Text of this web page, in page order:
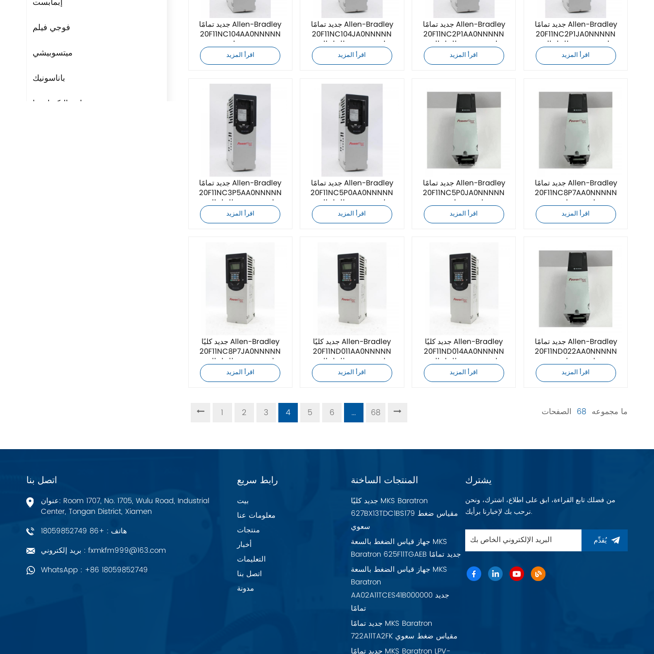
فوجي فيلم
ميتسوبيشي
باناسونيك
مراوح التكنولوجيا
YORK
Xsens
7OCEAN
ANSON
جديد تمامًا Allen-Bradley
20F11NC104AA0NNNNN
مغير تردد تيار متردد
اقرأ المزيد
جديد تمامًا Allen-Bradley
20F11NC104JA0NNNNN
محرك تردد متغير للتيار المتردد
اقرأ المزيد
جديد تمامًا Allen-Bradley
20F11NC2P1AA0NNNNN
محرك تردد متغير للتيار المتردد
اقرأ المزيد
جديد تمامًا Allen-Bradley
20F11NC2P1JA0NNNNN
محرك تردد متغير للتيار المتردد
اقرأ المزيد
جديد تمامًا Allen-Bradley
20F11NC3P5AA0NNNNN
محرك تردد متغير للتيار المتردد
اقرأ المزيد
جديد تمامًا Allen-Bradley
20F11NC5P0AA0NNNNN
محرك تردد متغير للتيار المتردد
اقرأ المزيد
جديد تمامًا Allen-Bradley
20F11NC5P0JA0NNNNN
محرك تردد تيار متردد
اقرأ المزيد
جديد تمامًا Allen-Bradley
20F11NC8P7AA0NNNNN
محرك تردد تيار متردد
اقرأ المزيد
جديد كليًا Allen-Bradley
20F11NC8P7JA0NNNNN
محرك تردد متغير للتيار المتردد
اقرأ المزيد
جديد كليًا Allen-Bradley
20F11ND011AA0NNNNN
محرك تردد متغير للتيار المتردد
اقرأ المزيد
جديد كليًا Allen-Bradley
20F11ND014AA0NNNNN
محرك تردد متغير للتيار المتردد
اقرأ المزيد
جديد تمامًا Allen-Bradley
20F11ND022AA0NNNNN
محرك تردد تيار متردد
اقرأ المزيد
1 2 3 4 5 6 ... 68 ما مجموعه 68 الصفحات
اتصل بنا
عنوان: Room 1707, No. 1705, Wulu Road, Industrial
Center, Tongan District, Xiamen
هاتف : +86 18059852749
بريد إلكتروني : fxmkfm999@163.com
WhatsApp : +86 18059852749
رابط سريع
بيت
معلومات عنا
منتجات
أخبار
التعليمات
اتصل بنا
مدونة
المنتجات الساخنة
جديد كليًا MKS Baratron
627BX13TDC1BS179 مقياس ضغط
سعوي
جهاز قياس الضغط بالسعة MKS
Baratron 625F11TGAEB جديد تمامًا
جهاز قياس الضغط بالسعة MKS
Baratron
AA02A11TCES41B000000 جديد
تمامًا
جديد تمامًا MKS Baratron
722A11TA2FK مقياس ضغط سعوي
جديد تمامًا MKS Baratron LPV-
يشترك
من فضلك تابع القراءة، ابق على اطلاع، اشترك، ونحن
نرحب بك لإخبارنا برأيك.
يُقدِّم